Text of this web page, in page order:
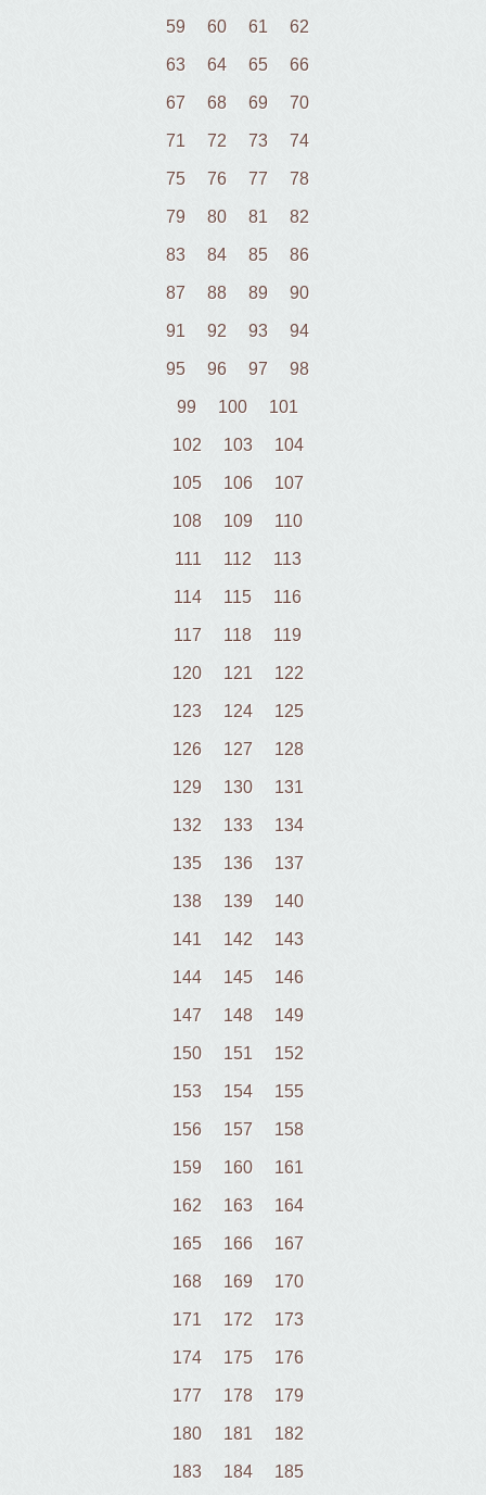
59 60 61 62
63 64 65 66
67 68 69 70
71 72 73 74
75 76 77 78
79 80 81 82
83 84 85 86
87 88 89 90
91 92 93 94
95 96 97 98
99 100 101
102 103 104
105 106 107
108 109 110
111 112 113
114 115 116
117 118 119
120 121 122
123 124 125
126 127 128
129 130 131
132 133 134
135 136 137
138 139 140
141 142 143
144 145 146
147 148 149
150 151 152
153 154 155
156 157 158
159 160 161
162 163 164
165 166 167
168 169 170
171 172 173
174 175 176
177 178 179
180 181 182
183 184 185